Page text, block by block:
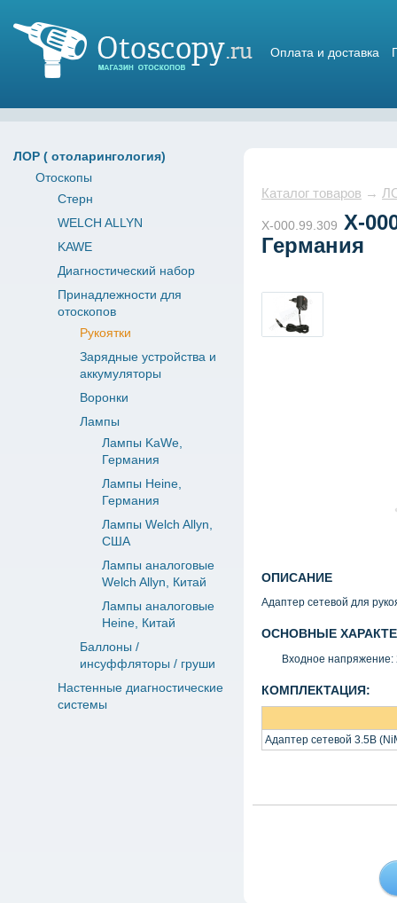
Оплата и доставка
ЛОР ( отоларингология)
Отоскопы
Стерн
WELCH ALLYN
KAWE
Диагностический набор
Принадлежности для
отоскопов
Рукоятки
Зарядные устройства и
аккумуляторы
Воронки
Лампы
Лампы KaWe,
Германия
Лампы Heine,
Германия
Лампы Welch Allyn,
США
Лампы аналоговые
Welch Allyn, Китай
Лампы аналоговые
Heine, Китай
Баллоны /
инсуффляторы / груши
Настенные диагностические
системы
Каталог товаров →
X-000.99.309 X-
Германия
ОПИСАНИЕ
Адаптер сетевой для
ОСНОВНЫЕ
Входное напряжение:
КОМПЛЕКТАЦИЯ:
Адаптер сетевой 3.5В